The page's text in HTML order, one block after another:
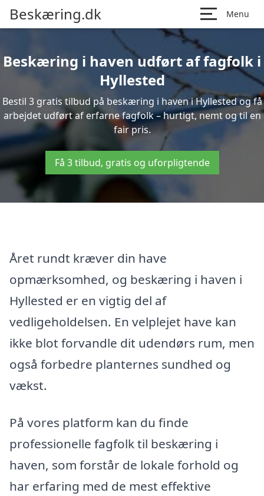
Beskæring.dk Menu
Beskæring i haven udført af fagfolk i
Hyllested
Bestil 3 gratis tilbud på beskæring i haven i Hyllested og få
arbejdet udført af erfarne fagfolk – hurtigt, nemt og til en
fair pris.
Få 3 tilbud, gratis og uforpligtende
Året rundt kræver din have
opmærksomhed, og beskæring i haven i
Hyllested er en vigtig del af
vedligeholdelsen. En velplejet have kan
ikke blot forvandle dit udendørs rum, men
også forbedre planternes sundhed og
vækst.
På vores platform kan du finde
professionelle fagfolk til beskæring i
haven, som forstår de lokale forhold og
har erfaring med de mest effektive